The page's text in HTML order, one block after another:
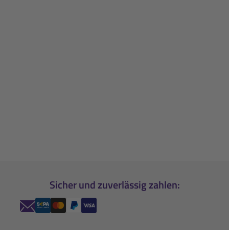
Sicher und zuverlässig zahlen: